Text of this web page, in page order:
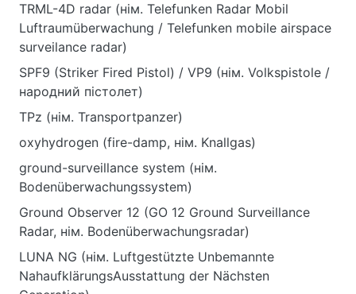
TRML-4D radar (нім. Telefunken Radar Mobil
Luftraumüberwachung / Telefunken mobile airspace
surveilance radar)
SPF9 (Striker Fired Pistol) / VP9 (нім. Volkspistole /
народний пістолет)
TPz (нім. Transportpanzer)
oxyhydrogen (fire-damp, нім. Knallgas)
ground-surveillance system (нім.
Bodenüberwachungssystem)
Ground Observer 12 (GO 12 Ground Surveillance
Radar, нім. Bodenüberwachungsradar)
LUNA NG (нім. Luftgestützte Unbemannte
NahaufklärungsAusstattung der Nächsten